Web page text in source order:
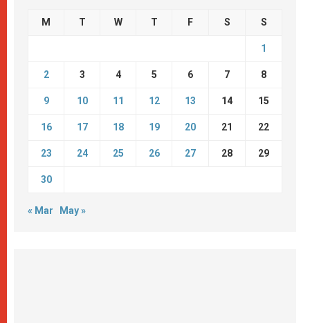
M T W T F S S
1
2 3 4 5 6 7 8
9 10 11 12 13 14 15
16 17 18 19 20 21 22
23 24 25 26 27 28 29
30
« Mar May »